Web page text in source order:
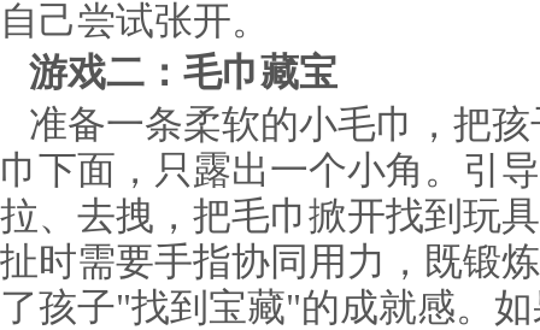
自己尝试张开。
游戏二：毛巾藏宝
准备一条柔软的小毛巾，把
巾下面，只露出一个小角。引
拉、去拽，把毛巾掀开找到玩
扯时需要手指协同用力，既锻
了孩子"找到宝藏"的成就感。